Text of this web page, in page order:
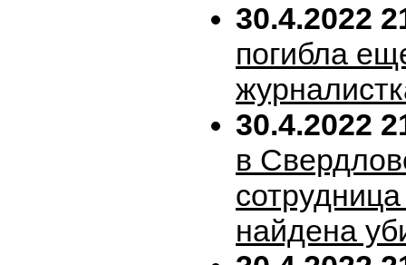
30.4.2022
погибла
30.4.2022
в
найдена